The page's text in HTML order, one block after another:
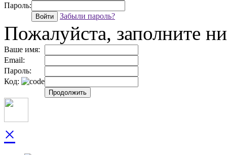
Пароль:
Войти Забыли пароль?
Пожалуйста, заполните
Ваше имя:
Email:
Пароль:
Код:
Продолжить
×